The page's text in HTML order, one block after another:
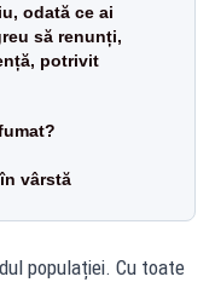
odată ce ai
să renunți,
potrivit
vârstă
populației. Cu toate